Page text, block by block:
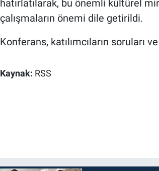
hatırlatılarak, bu önemli kültürel
çalışmaların önemi dile getirildi.
Konferans, katılımcıların soruları
Kaynak: RSS